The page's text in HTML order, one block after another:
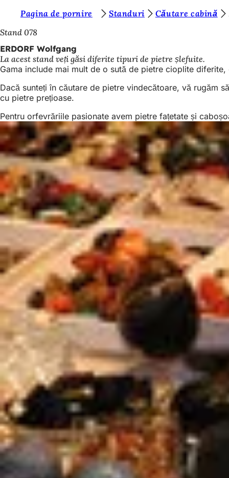
Salt la conținut
u
n
t
ț
i
a
i
c
i
:
Pagina de pornire Standuri Căutare cabină
Stand 078
ERDORF Wolfgang
La acest stand veți găsi diferite tipuri de pietre șlefuite.
Gama include mai mult de o sută de pietre cioplite
Dacă sunteți în căutare de pietre vindecătoare, vă rugăm
cu pietre prețioase.
Pentru orfevrăriile pasionate avem pietre fațetate și